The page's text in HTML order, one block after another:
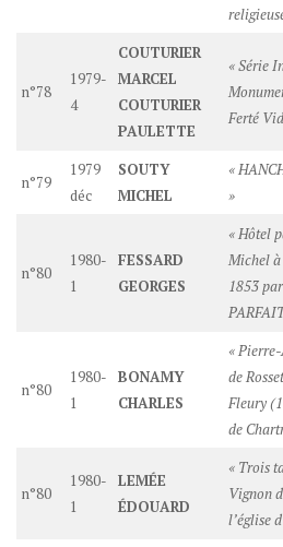
n°78
1979-
4
COUTURIER
MARCEL
COUTURIER
PAULETTE
« Série
Ferté
n°79
1979
déc
SOUTY
MICHEL
«
»
n°80
1980-
1
FESSARD
GEORGES
« Hôtel
Michel à
1853
n°80
1980-
1
BONAMY
CHARLES
«
de
Fleury
de
n°80
1980-
1
LEMÉE
ÉDOUARD
« Trois
Vignon
l’église